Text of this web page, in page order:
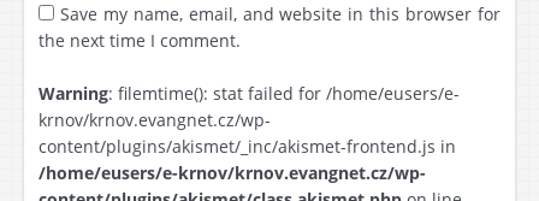
Save my name, email, and website in this browser for
the next time I comment.
Warning: filemtime(): stat failed for /home/eusers/e-
krnov/krnov.evangnet.cz/wp-
content/plugins/akismet/_inc/akismet-frontend.js in
/home/eusers/e-krnov/krnov.evangnet.cz/wp-